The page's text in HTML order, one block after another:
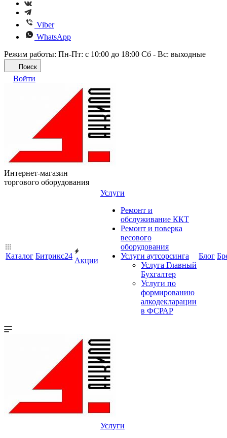
Viber
WhatsApp
Режим работы: Пн-Пт: с 10:00 до 18:00 Сб - Вс: выходные
Поиск
Войти
Интернет-магазин
торгового оборудования
Каталог Битрикс24
Акции
Услуги
Ремонт и
обслуживание ККТ
Ремонт и поверка
весового
оборудования
Услуги аутсорсинга
Услуга Главный
Бухгалтер
Услуги по
формированию
алкодекларации
в ФСРАР
Блог
Услуги